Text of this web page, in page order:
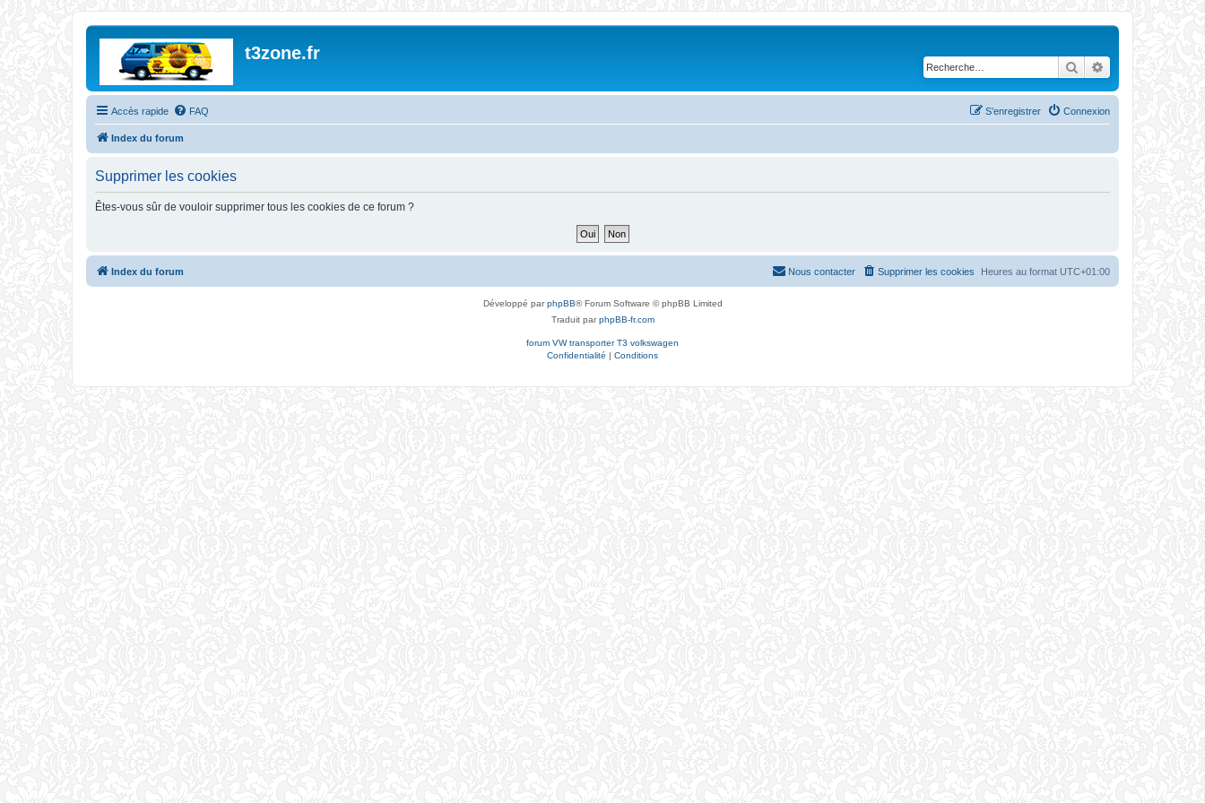
t3zone.fr
Rechercher
Accès rapide FAQ Connexion
S’enregistrer
Index du forum
Supprimer les cookies
Êtes-vous sûr de vouloir supprimer tous les cookies de ce forum ?
Index du forum Heures au format UTC+01:00
Supprimer les cookies
Nous contacter
Développé parphpBB® Forum Software © phpBB Limited
Traduit parphpBB-fr.com
forum VW transporter T3 volkswagen
Confidentialité | Conditions